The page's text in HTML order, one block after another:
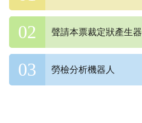
聲請本票裁定狀產生器
勞檢分析機器人